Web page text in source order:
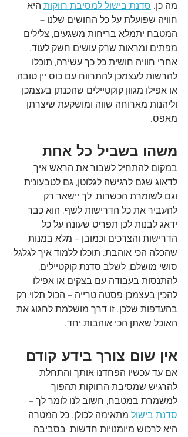
מה כן. סדנת בישול למסיבת רווקות היא
חוויה שפועלת על כל החושים שלנו –
המטבח יתמלא בריחות משגעים, צלילים
מפתים ומראות שרק עושים חשק לעוד.
אחרי חוויה חושית כל כך עשירה, תוכלו
להרשות לעצמכן להתרווח עם כוס יין טובה,
או אפילו מגוון קוקטיילים שהכנתן בעצמכן
וליהנות מארוחה שווה ומושקעת שיצרתן
מאפס.
משהו בשביל כל אחת
במקום להתחיל לשבור את הראש איך
לדאוג שגם לרגישה לגלוטן, גם לטבעונית
וגם לשומרת הכשרות, לך יישאר רק
להעביר את כל הדרישות לשף. הוא כבר
ידאג לבנות לכן תפריט שעונה על כל
הדרישות והצרכים וכמובן – מלא במנות
שהכלה הכי אוהבת. תוכלו ללמוד איך לגלגל
סושי מושלם, לשלב סדנת קוקטיילים,
להתנסות בעבודה עם בצקים או אפילו
להכין בעצמכן פסטה טרייה – הכול תלוי רק
בהעדפות שלכן. זו דרך מושלמת לחגוג את
האוכל שאתן הכי אוהבות יחד.
אין שום צורך בידע קודם
אם עד עכשיו הפחדנו אותך והתחלת
להרגיש שמסיבת הרווקות תהפוך
למשמרת במטבח, חשוב לנו לומר לך –
סדנת בישול מתאימה לכולן. כל המטרה
היא לרכוש מיומנויות חדשות, בסביבה